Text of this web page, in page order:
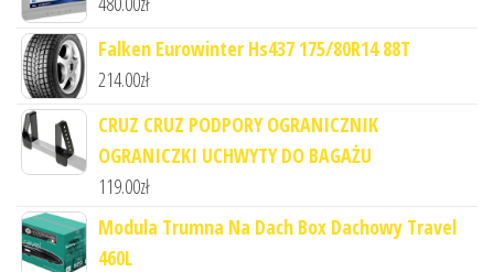
Falken Eurowinter Hs437 175/80R14 88T
214.00zł
CRUZ CRUZ PODPORY OGRANICZNIK
OGRANICZKI UCHWYTY DO BAGAŻU
119.00zł
Modula Trumna Na Dach Box Dachowy Travel
460L